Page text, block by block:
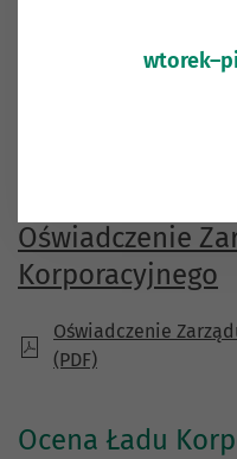
Oświadczenie
Korporacyjnego
Oświadczenie
(PDF)
Ocena Ładu